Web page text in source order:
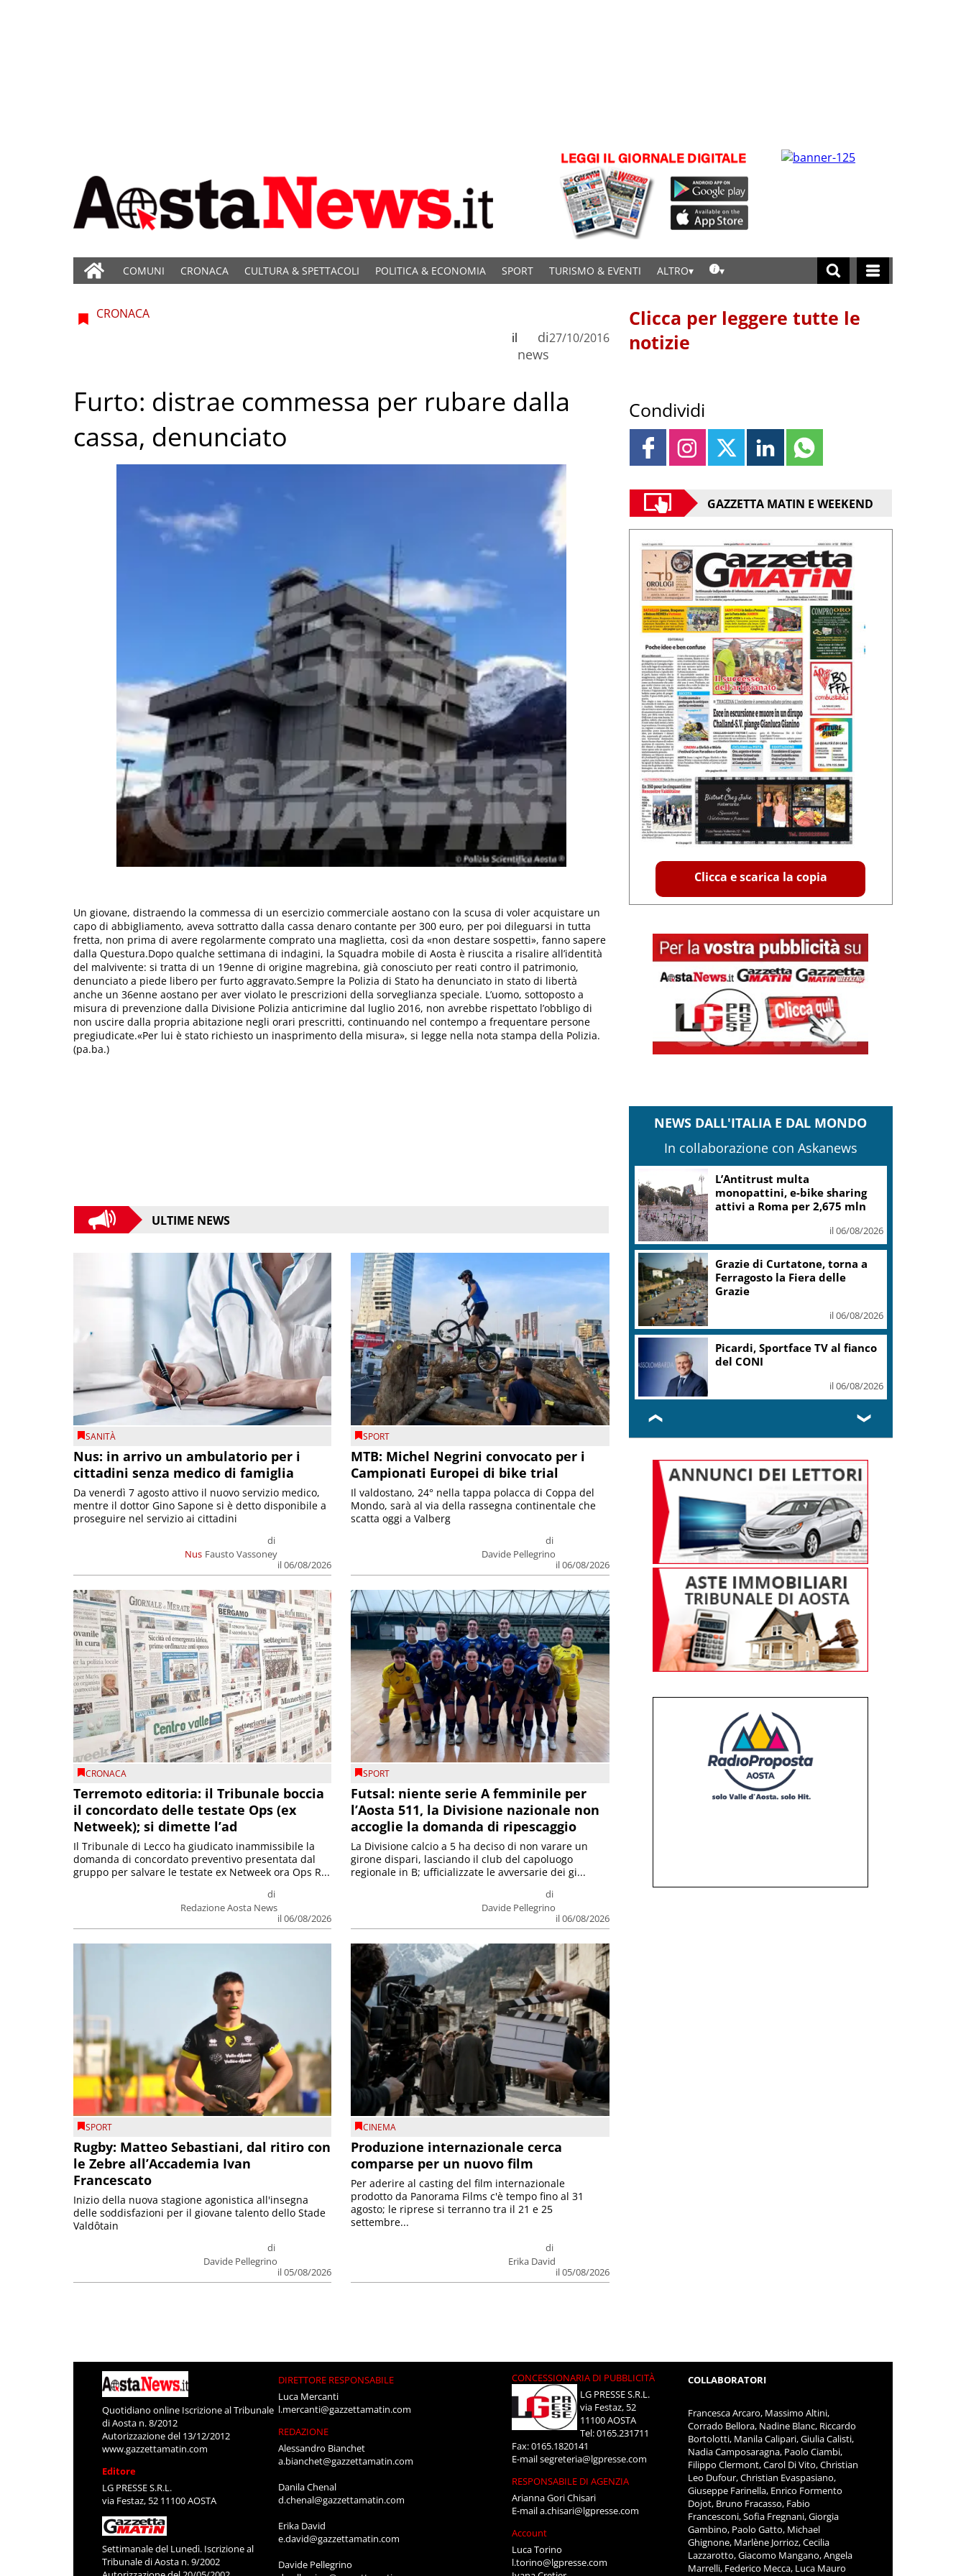
COMUNI CRONACA CULTURA & SPETTACOLI POLITICA & ECONOMIA SPORT TURISMO & EVENTI ALTRO
CRONACA
di
news
il 27/10/2016
Furto: distrae commessa per rubare dalla
cassa, denunciato
Un giovane, distraendo la commessa di un esercizio commerciale aostano con la scusa di voler acquistare un
capo di abbigliamento, aveva sottratto dalla cassa denaro contante per 300 euro, per poi dileguarsi in tutta
fretta, non prima di avere regolarmente comprato una maglietta, così da «non destare sospetti», fanno sapere
dalla Questura.Dopo qualche settimana di indagini, la Squadra mobile di Aosta è riuscita a risalire all’identità
del malvivente: si tratta di un 19enne di origine magrebina, già conosciuto per reati contro il patrimonio,
denunciato a piede libero per furto aggravato.Sempre la Polizia di Stato ha denunciato in stato di libertà
anche un 36enne aostano per aver violato le prescrizioni della sorveglianza speciale. L’uomo, sottoposto a
misura di prevenzione dalla Divisione Polizia anticrimine dal luglio 2016, non avrebbe rispettato l’obbligo di
non uscire dalla propria abitazione negli orari prescritti, continuando nel contempo a frequentare persone
pregiudicate.«Per lui è stato richiesto un inasprimento della misura», si legge nella nota stampa della Polizia.
(pa.ba.)
ULTIME NEWS
SANITÀ
Nus: in arrivo un ambulatorio per i
cittadini senza medico di famiglia
Nus
di
Fausto Vassoney
il 06/08/2026
Da venerdì 7 agosto attivo il nuovo servizio medico,
mentre il dottor Gino Sapone si è detto disponibile a
proseguire nel servizio ai cittadini
SPORT
MTB: Michel Negrini convocato per i
Campionati Europei di bike trial
di
Davide Pellegrino
il 06/08/2026
Il valdostano, 24° nella tappa polacca di Coppa del
Mondo, sarà al via della rassegna continentale che
scatta oggi a Valberg
CRONACA
Terremoto editoria: il Tribunale boccia
il concordato delle testate Ops (ex
Netweek); si dimette l’ad
di
Redazione Aosta News
il 06/08/2026
Il Tribunale di Lecco ha giudicato inammissibile la
domanda di concordato preventivo presentata dal
gruppo per salvare le testate ex Netweek ora Ops R...
SPORT
Futsal: niente serie A femminile per
l’Aosta 511, la Divisione nazionale non
accoglie la domanda di ripescaggio
di
Davide Pellegrino
il 06/08/2026
La Divisione calcio a 5 ha deciso di non varare un
girone dispari, lasciando il club del capoluogo
regionale in B; ufficializzate le avversarie dei gi...
SPORT
Rugby: Matteo Sebastiani, dal ritiro con
le Zebre all’Accademia Ivan
Francescato
di
Davide Pellegrino
il 05/08/2026
Inizio della nuova stagione agonistica all'insegna
delle soddisfazioni per il giovane talento dello Stade
Valdôtain
CINEMA
Produzione internazionale cerca
comparse per un nuovo film
di
Erika David
il 05/08/2026
Per aderire al casting del film internazionale
prodotto da Panorama Films c'è tempo fino al 31
agosto; le riprese si terranno tra il 21 e 25
settembre...
Clicca per leggere tutte le
notizie
Condividi
GAZZETTA MATIN E WEEKEND
Clicca e scarica la copia
NEWS DALL'ITALIA E DAL MONDO
In collaborazione con Askanews
Bce: la crescita rischia una
frenata, l’inflazione nuovi
rialzi
il 06/08/2026
Vendemmia 2026, il fattore
acqua ridisegna tempi e
strategie
il 06/08/2026
Vino, “World’s 50 Best
Vineyards 2026” debutta a
il 06/08/2026
Quotidiano online Iscrizione al Tribunale
di Aosta n. 8/2012
Autorizzazione del 13/12/2012
www.gazzettamatin.com
Editore
LG PRESSE S.R.L.
via Festaz, 52 11100 AOSTA
Settimanale del Lunedì. Iscrizione al
Tribunale di Aosta n. 9/2002
DIRETTORE RESPONSABILE
Luca Mercanti
l.mercanti@gazzettamatin.com
REDAZIONE
Alessandro Bianchet
a.bianchet@gazzettamatin.com
Danila Chenal
d.chenal@gazzettamatin.com
Erika David
e.david@gazzettamatin.com
Davide Pellegrino
CONCESSIONARIA DI PUBBLICITÀ
LG PRESSE S.R.L.
via Festaz, 52
11100 AOSTA
Tel: 0165.231711
Fax: 0165.1820141
E-mailsegreteria@lgpresse.com
RESPONSABILE DI AGENZIA
Arianna Gori Chisari
E-maila.chisari@lgpresse.com
Account
Luca Torino
l.torino@lgpresse.com
COLLABORATORI
Francesca Arcaro, Massimo Altini,
Corrado Bellora, Nadine Blanc, Riccardo
Bortolotti, Manila Calipari, Giulia Calisti,
Nadia Camposaragna, Paolo Ciambi,
Filippo Clermont, Carol Di Vito, Christian
Leo Dufour, Christian Evaspasiano,
Giuseppe Farinella, Enrico Formento
Dojot, Bruno Fracasso, Fabio
Francesconi, Sofia Fregnani, Giorgia
Gambino, Paolo Gatto, Michael
Ghignone, Marlène Jorrioz, Cecilia
Lazzarotto, Giacomo Mangano, Angela
Marrelli, Federico Mecca, Luca Mauro